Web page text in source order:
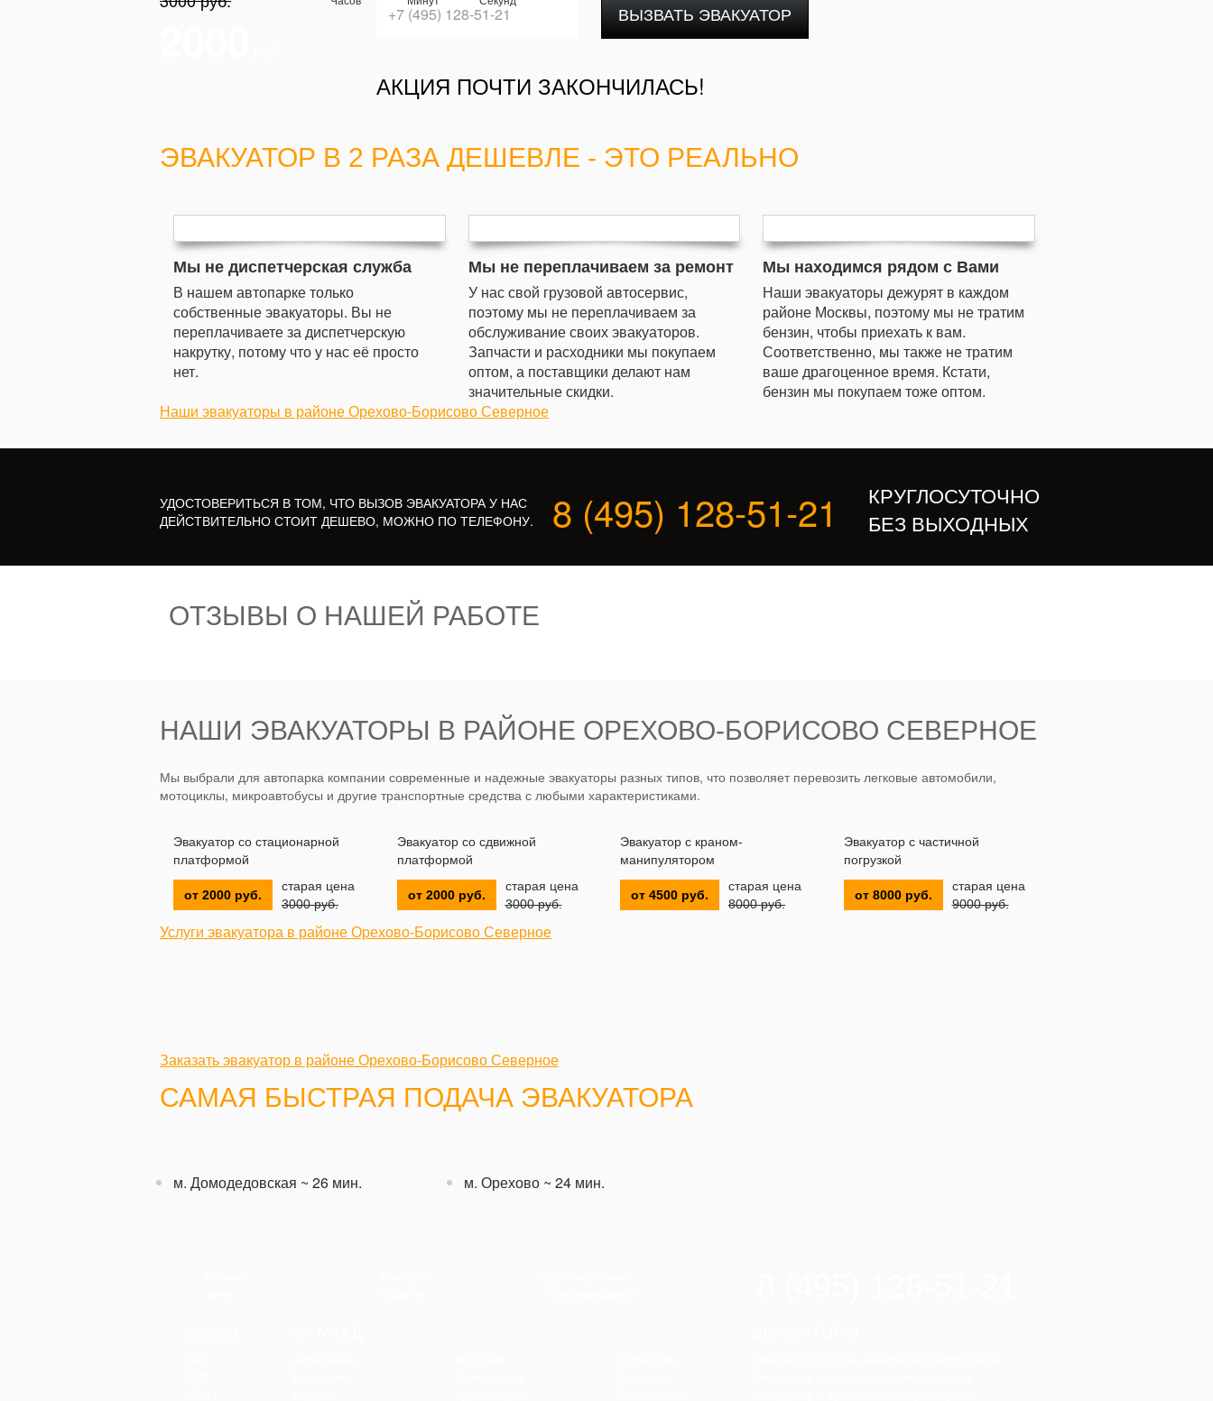
АКЦИЯ ПОЧТИ ЗАКОНЧИЛАСЬ!
ВЫЗВАТЬ ЭВАКУАТОР
ЭВАКУАТОР В 2 РАЗА ДЕШЕВЛЕ - ЭТО РЕАЛЬНО
Мы не диспетчерская служба
В нашем автопарке только
собственные эвакуаторы. Вы не
переплачиваете за диспетчерскую
накрутку, потому что у нас её просто
нет.
Мы не переплачиваем за ремонт
У нас свой грузовой автосервис,
поэтому мы не переплачиваем за
обслуживание своих эвакуаторов.
Запчасти и расходники мы покупаем
оптом, а поставщики делают нам
значительные скидки.
Мы находимся рядом с Вами
Наши эвакуаторы дежурят в каждом
районе Москвы, поэтому мы не тратим
бензин, чтобы приехать к вам.
Соответственно, мы также не тратим
ваше драгоценное время. Кстати,
бензин мы покупаем тоже оптом.
Наши эвакуаторы в районе Орехово-Борисово Северное
УДОСТОВЕРИТЬСЯ В ТОМ, ЧТО ВЫЗОВ ЭВАКУАТОРА У НАС
ДЕЙСТВИТЕЛЬНО СТОИТ ДЕШЕВО, МОЖНО ПО ТЕЛЕФОНУ.
8 (495) 128-51-21
КРУГЛОСУТОЧНО
БЕЗ ВЫХОДНЫХ
ОТЗЫВЫ О НАШЕЙ РАБОТЕ
НАШИ ЭВАКУАТОРЫ В РАЙОНЕ ОРЕХОВО-БОРИСОВО СЕВЕРНОЕ
Мы выбрали для автопарка компании современные и надежные эвакуаторы разных типов, что позволяет перевозить легковые автомобили,
мотоциклы, микроавтобусы и другие транспортные средства с любыми характеристиками.
Эвакуатор со стационарной
платформой
от 2000 руб.
старая цена
3000 руб.
Эвакуатор со сдвижной
платформой
от 2000 руб.
старая цена
3000 руб.
Эвакуатор с краном-
манипулятором
от 4500 руб.
старая цена
8000 руб.
Эвакуатор с частичной
погрузкой
от 8000 руб.
старая цена
9000 руб.
Услуги эвакуатора в районе Орехово-Борисово Северное
Заказать эвакуатор в районе Орехово-Борисово Северное
САМАЯ БЫСТРАЯ ПОДАЧА ЭВАКУАТОРА
м. Домодедовская ~ 26 мин. м. Орехово ~ 24 мин.